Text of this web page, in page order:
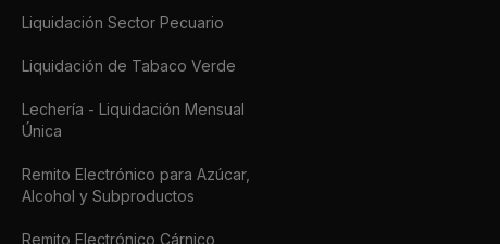
Liquidación Sector Pecuario
Liquidación de Tabaco Verde
Lechería - Liquidación Mensual
Única
Remito Electrónico para Azúcar,
Alcohol y Subproductos
Remito Electrónico Cárnico